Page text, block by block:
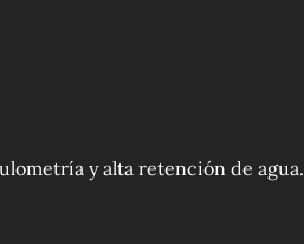
y alta retención de agua.